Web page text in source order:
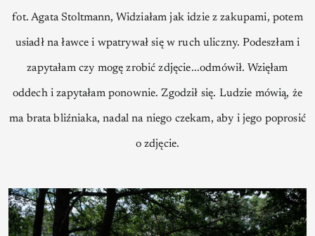
fot. Agata Stoltmann, Widziałam jak idzie z zakupami, potem
usiadł na ławce i wpatrywał się w ruch uliczny. Podeszłam i
zapytałam czy mogę zrobić zdjęcie...odmówił. Wzięłam
oddech i zapytałam ponownie. Zgodził się. Ludzie mówią, że
ma brata bliźniaka, nadal na niego czekam, aby i jego poprosić
o zdjęcie.